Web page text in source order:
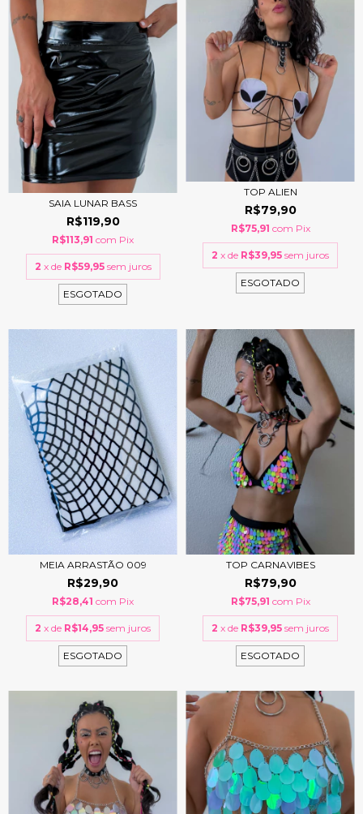
SAIA LUNAR BASS
R$119,90
R$113,91 com Pix
2 x de R$59,95 sem juros
ESGOTADO
TOP ALIEN
R$79,90
R$75,91 com Pix
2 x de R$39,95 sem juros
ESGOTADO
MEIA ARRASTÃO 009
R$29,90
R$28,41 com Pix
2 x de R$14,95 sem juros
ESGOTADO
TOP CARNAVIBES
R$79,90
R$75,91 com Pix
2 x de R$39,95 sem juros
ESGOTADO